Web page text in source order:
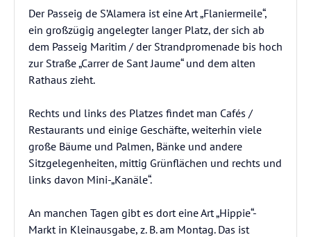
Der Passeig de S’Alamera ist eine Art „Flaniermeile“,
ein großzügig angelegter langer Platz, der sich ab
dem Passeig Maritim / der Strandpromenade bis hoch
zur Straße „Carrer de Sant Jaume“ und dem alten
Rathaus zieht.
Rechts und links des Platzes findet man Cafés /
Restaurants und einige Geschäfte, weiterhin viele
große Bäume und Palmen, Bänke und andere
Sitzgelegenheiten, mittig Grünflächen und rechts und
links davon Mini-„Kanäle“.
An manchen Tagen gibt es dort eine Art „Hippie“-
Markt in Kleinausgabe, z. B. am Montag. Das ist